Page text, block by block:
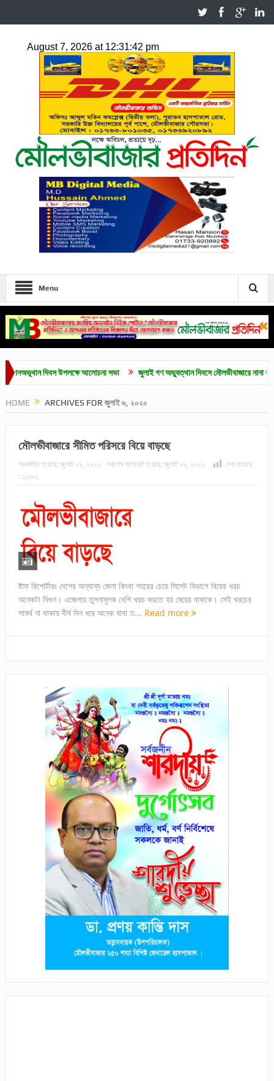
Menu
দিবস উপলক্ষে আলোচনা সভা জুলাই গণ অভ্যুত্থান দিবসে মৌলভীবাজারে নানা কর্মসূচি
HOME ARCHIVES FOR জুলাই ৬, ২০২০
মৌলভীবাজারে সীমিত পরিসরে বিয়ে বাড়ছে
প্রকাশিত হয়েছে: জুলাই ০৬, ২০২০ সর্বশেষ আপডেট হয়েছে: জুলাই ০৬, ২০২০
দেখা হয়েছে
: ১,৫৮২
ষ্টাফ রিপোর্টারঃ দেশের অন্যান্য জেলা কিংবা শহরের চেয়ে সিলেট বিভাগে বিয়ের খরচ
অনেকটা দিগুন। এজেলায় তুলনামূলক বেশি খরচ করতে হয় মেয়ের বাবাকে। সেই খরচের
সামর্থ না থাকায় দীর্ঘ দিন ধরে অনেক বাবা ত... Read more